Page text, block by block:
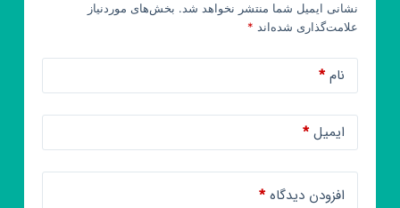
نشانی ایمیل شما منتشر نخواهد شد. بخش‌های موردنیاز
علامت‌گذاری شده‌اند *
نام*
ایمیل*
افزودن دیدگاه*